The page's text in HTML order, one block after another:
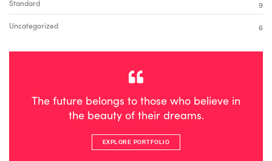
Standard
9
Uncategorized
6
The future belongs to those who believe in
the beauty of their dreams.
EXPLORE PORTFOLIO